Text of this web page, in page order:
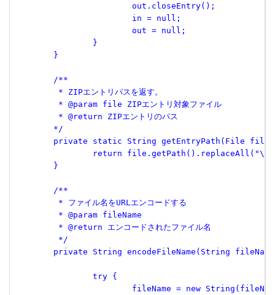
out.closeEntry();
in = null;
out = null;
}
}
/**
* ZIPエントリパスを返す。
* @param file ZIPエントリ対象ファイル
* @return ZIPエントリのパス
*/
private static String getEntryPath(File
return
}
/**
* ファイル名をURLエンコードする
* @param fileName
* @return エンコードされたファイル名
*/
private String encodeFileName(String
try {
fileName = new